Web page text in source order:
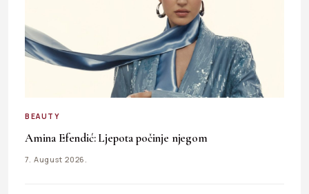
BEAUTY
Amina Efendić: Ljepota počinje njegom
7. August 2026.